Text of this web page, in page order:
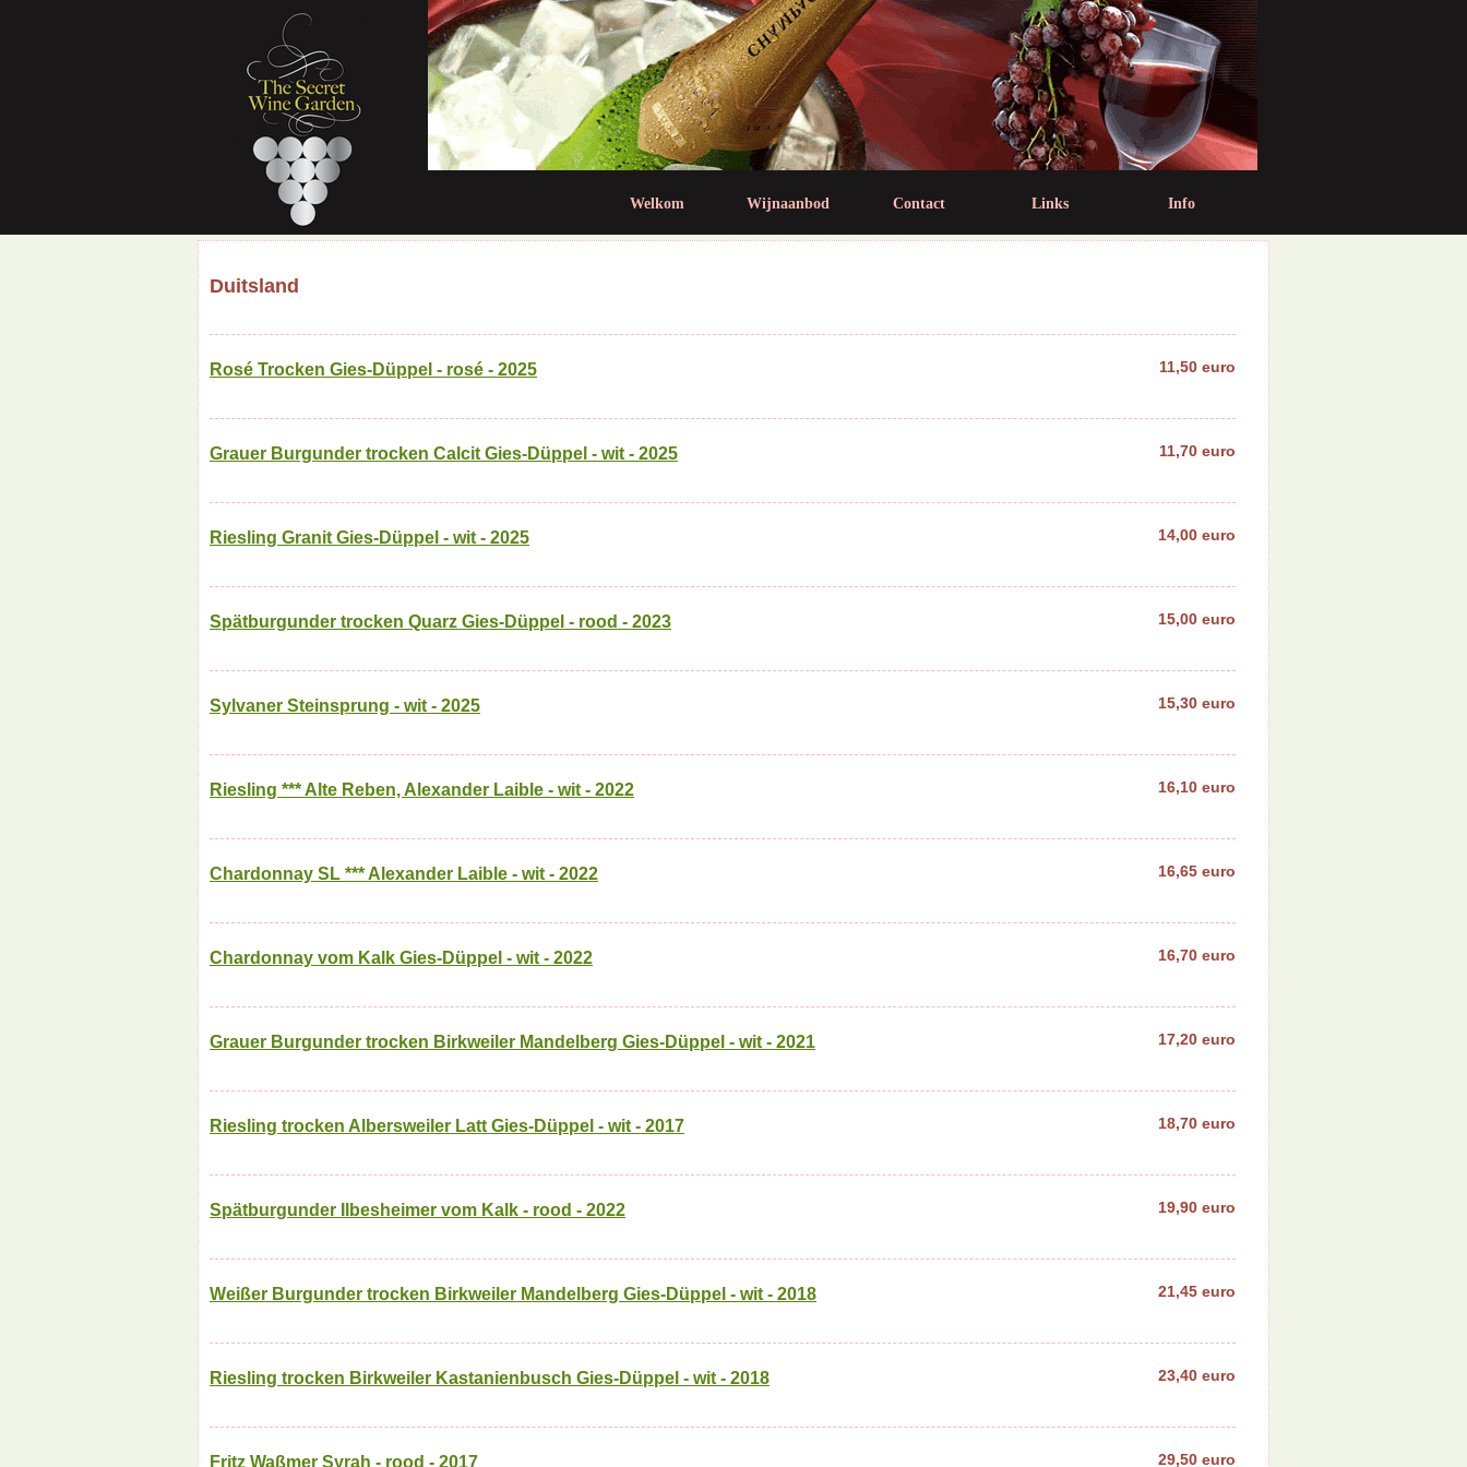
Jump to navigation
Welkom Wijnaanbod Contact Links Info
Duitsland
Rosé Trocken Gies-Düppel - rosé - 2025 11,50 euro
Grauer Burgunder trocken Calcit Gies-Düppel - wit - 2025 11,70 euro
Riesling Granit Gies-Düppel - wit - 2025 14,00 euro
Spätburgunder trocken Quarz Gies-Düppel - rood - 2023 15,00 euro
Sylvaner Steinsprung - wit - 2025 15,30 euro
Riesling *** Alte Reben, Alexander Laible - wit - 2022 16,10 euro
Chardonnay SL *** Alexander Laible - wit - 2022 16,65 euro
Chardonnay vom Kalk Gies-Düppel - wit - 2022 16,70 euro
Grauer Burgunder trocken Birkweiler Mandelberg Gies-Düppel - wit - 2021 17,20 euro
Riesling trocken Albersweiler Latt Gies-Düppel - wit - 2017 18,70 euro
Spätburgunder Ilbesheimer vom Kalk - rood - 2022 19,90 euro
Weißer Burgunder trocken Birkweiler Mandelberg Gies-Düppel - wit - 2018 21,45 euro
Riesling trocken Birkweiler Kastanienbusch Gies-Düppel - wit - 2018 23,40 euro
Fritz Waßmer Syrah - rood - 2017 29,50 euro